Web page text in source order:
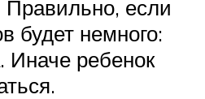
Правильно, если
будет немного:
Иначе ребенок